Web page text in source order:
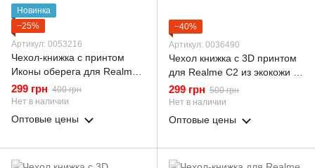
Новинка
−25%
Артикул: 0053216
Чехол-книжка с принтом
Иконы оберега для Realme
C2 с подставкой на реалми
с2 черная gd1
299 грн 400 грн
Нет в наличии
Оптовые цены
−40%
Артикул: 0036490
Чехол книжка с 3D принтом
для Realme C2 из экокожи с
подставкой и магнитом
черная gd2
299 грн 500 грн
Нет в наличии
Оптовые цены